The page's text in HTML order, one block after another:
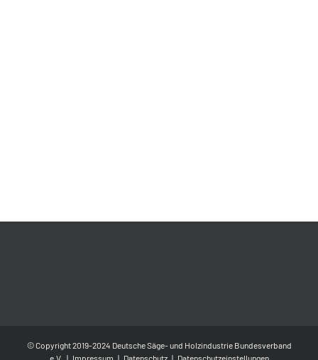
© Copyright 2019-2024 Deutsche Säge- und Holzindustrie Bundesverband
e.V. | Impressum | Datenschutz| Datenschutzeinstellungen